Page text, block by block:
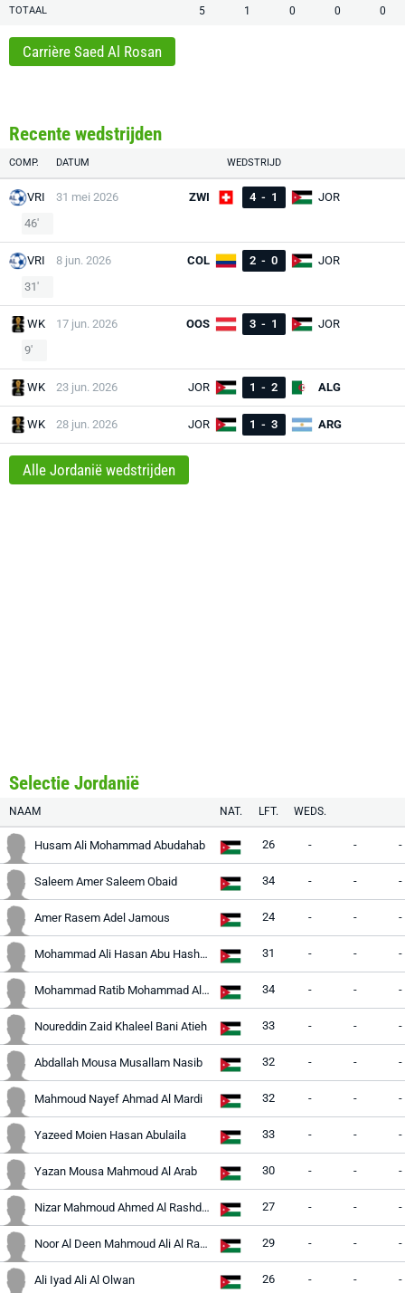
TOTAAL 5 1 0 0 0
Carrière Saed Al Rosan
Recente wedstrijden
COMP. DATUM WEDSTRIJD
VRI 31 mei 2026 ZWI 4 - 1
JOR
46'
VRI 8 jun. 2026 COL 2 - 0
JOR
31'
WK 17 jun. 2026 OOS 3 - 1
JOR
9'
WK 23 jun. 2026 JOR 1 - 2 ALG
WK 28 jun. 2026 JOR 1 - 3 ARG
Alle Jordanië wedstrijden
Selectie Jordanië
NAAM NAT. LFT. WEDS.
Husam Ali Mohammad Abudahab 26 - - -
Saleem Amer Saleem Obaid 34 - - -
Amer Rasem Adel Jamous 24 - - -
Mohammad Ali Hasan Abu Hasheesh 31 - - -
Mohammad Ratib Mohammad Al-Daoud 34 - - -
Noureddin Zaid Khaleel Bani Atieh 33 - - -
Abdallah Mousa Musallam Nasib 32 - - -
Mahmoud Nayef Ahmad Al Mardi 32 - - -
Yazeed Moien Hasan Abulaila 33 - - -
Yazan Mousa Mahmoud Al Arab 30 - - -
Nizar Mahmoud Ahmed Al Rashdan 27 - - -
Noor Al Deen Mahmoud Ali Al Rawabdeh 29 - - -
Ali Iyad Ali Al Olwan 26 - - -